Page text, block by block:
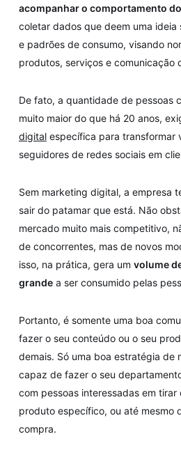
acompanhar o comportamento
coletar dados que deem uma ideia
e padrões de consumo, visando
produtos, serviços e comunicação
De fato, a quantidade de pessoas
muito maior do que há 20 anos,
digitalespecífica para transformar
seguidores de redes sociais em
Sem marketing digital, a empresa
sair do patamar que está. Não
mercado muito mais competitivo,
de concorrentes, mas de novos
isso, na prática, gera um volume
grandea ser consumido pelas
Portanto, é somente uma boa
fazer o seu conteúdo ou o seu
demais. Só uma boa estratégia de
capaz de fazer o seu
com pessoas interessadas em tirar
produto específico, ou até mesmo
compra.